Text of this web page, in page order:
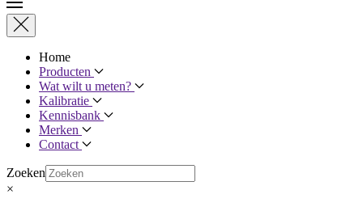
Home
Producten
Wat wilt u meten?
Kalibratie
Kennisbank
Merken
Contact
Zoeken
×